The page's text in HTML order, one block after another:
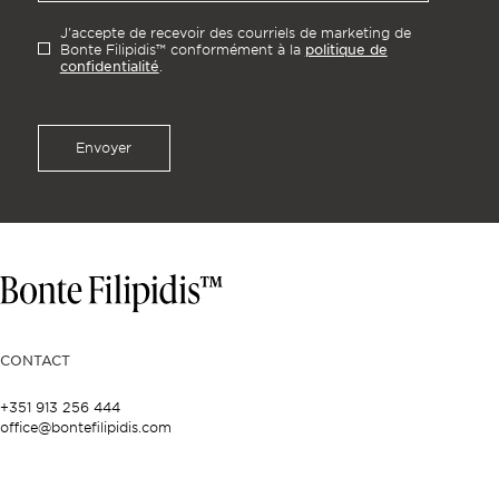
J'accepte de recevoir des courriels de marketing de
Bonte Filipidis™ conformément à la politique de
confidentialité.
Envoyer
CONTACT
+351 913 256 444
office@bontefilipidis.com